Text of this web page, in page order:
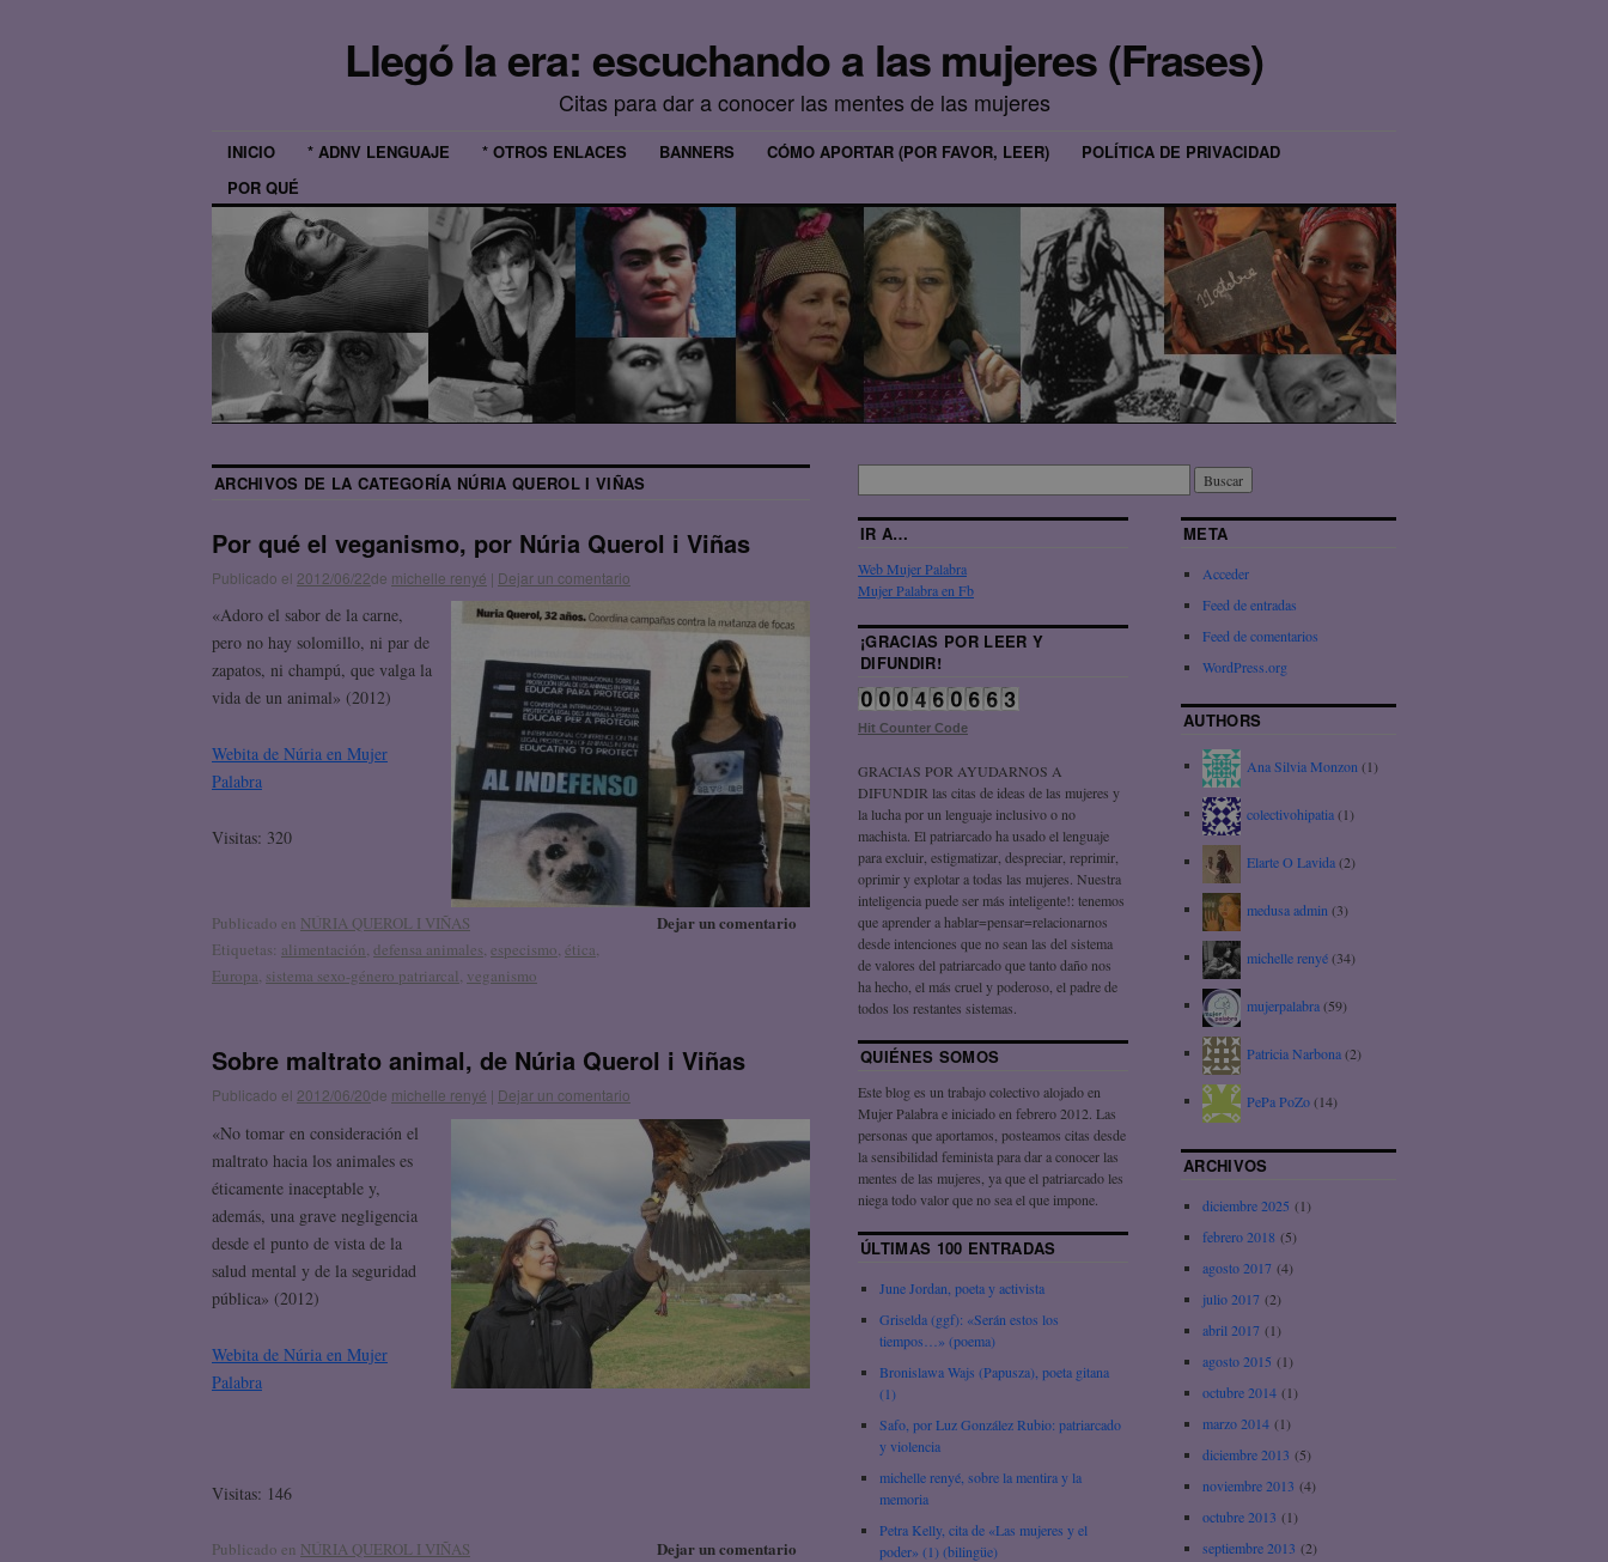
Llegó la era: escuchando a las mujeres (Frases)
Citas para dar a conocer las mentes de las mujeres
INICIO * ADNV LENGUAJE * OTROS ENLACES BANNERS CÓMO APORTAR (POR FAVOR, LEER)
POLÍTICA DE PRIVACIDAD
POR QUÉ
ARCHIVOS DE LA CATEGORÍA NÚRIA QUEROL I VIÑAS
Por qué el veganismo, por Núria Querol i Viñas
Publicado el 2012/06/22de michelle renyé | Dejar un comentario
«Adoro el sabor de la carne,
pero no hay solomillo, ni par de
zapatos, ni champú, que valga la
vida de un animal» (2012)
Webita de Núria en Mujer
Palabra
Visitas: 320
Dejar un comentario
Publicado en NÚRIA QUEROL I VIÑAS
Etiquetas: alimentación, defensa animales, especismo, ética,
Europa, sistema sexo-género patriarcal, veganismo
Sobre maltrato animal, de Núria Querol i Viñas
Publicado el 2012/06/20de michelle renyé | Dejar un comentario
«No tomar en consideración el
maltrato hacia los animales es
éticamente inaceptable y,
además, una grave negligencia
desde el punto de vista de la
salud mental y de la seguridad
pública» (2012)
Webita de Núria en Mujer
Palabra
Visitas: 146
Dejar un comentario
Publicado en NÚRIA QUEROL I VIÑAS
IR A…
Web Mujer Palabra
Mujer Palabra en Fb
¡GRACIAS POR LEER Y
DIFUNDIR!
Hit Counter Code
GRACIAS POR AYUDARNOS A
DIFUNDIR las citas de ideas de las mujeres y
la lucha por un lenguaje inclusivo o no
machista. El patriarcado ha usado el lenguaje
para excluir, estigmatizar, despreciar, reprimir,
oprimir y explotar a todas las mujeres. Nuestra
inteligencia puede ser más inteligente!: tenemos
que aprender a hablar=pensar=relacionarnos
desde intenciones que no sean las del sistema
de valores del patriarcado que tanto daño nos
ha hecho, el más cruel y poderoso, el padre de
todos los restantes sistemas.
QUIÉNES SOMOS
Este blog es un trabajo colectivo alojado en
Mujer Palabra e iniciado en febrero 2012. Las
personas que aportamos, posteamos citas desde
la sensibilidad feminista para dar a conocer las
mentes de las mujeres, ya que el patriarcado les
niega todo valor que no sea el que impone.
ÚLTIMAS 100 ENTRADAS
June Jordan, poeta y activista
Griselda (ggf): «Serán estos los
tiempos…» (poema)
Bronislawa Wajs (Papusza), poeta gitana
(1)
Safo, por Luz González Rubio: patriarcado
y violencia
michelle renyé, sobre la mentira y la
memoria
Petra Kelly, cita de «Las mujeres y el
poder» (1) (bilingüe)
META
Acceder
Feed de entradas
Feed de comentarios
WordPress.org
AUTHORS
Ana Silvia Monzon (1)
colectivohipatia(1)
Elarte O Lavida(2)
medusa admin (3)
michelle renyé(34)
mujerpalabra(59)
Patricia Narbona(2)
PePa PoZo(14)
ARCHIVOS
diciembre 2025 (1)
febrero 2018 (5)
agosto 2017 (4)
julio 2017 (2)
abril 2017 (1)
agosto 2015 (1)
octubre 2014 (1)
marzo 2014 (1)
diciembre 2013 (5)
noviembre 2013 (4)
octubre 2013 (1)
septiembre 2013 (2)